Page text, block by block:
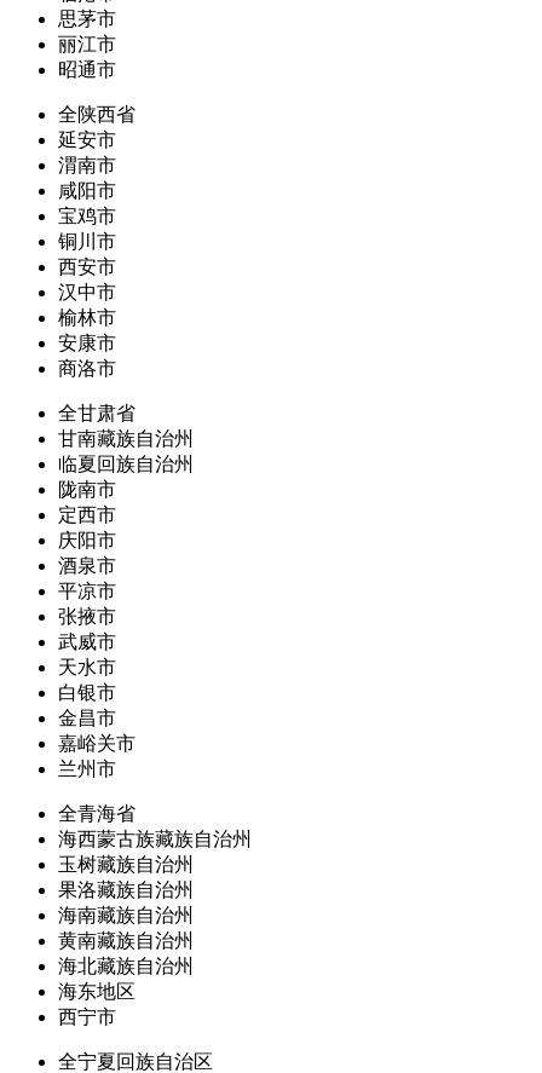
思茅市
丽江市
昭通市
全陕西省
延安市
渭南市
咸阳市
宝鸡市
铜川市
西安市
汉中市
榆林市
安康市
商洛市
全甘肃省
甘南藏族自治州
临夏回族自治州
陇南市
定西市
庆阳市
酒泉市
平凉市
张掖市
武威市
天水市
白银市
金昌市
嘉峪关市
兰州市
全青海省
海西蒙古族藏族自治州
玉树藏族自治州
果洛藏族自治州
海南藏族自治州
黄南藏族自治州
海北藏族自治州
海东地区
西宁市
全宁夏回族自治区